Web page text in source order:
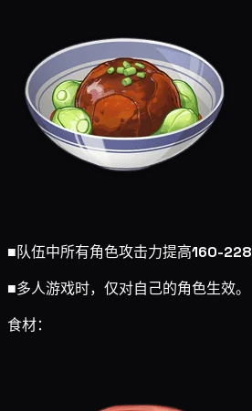
■队伍中所有角色攻击力提高160-228
■多人游戏时，仅对自己的角色生效。
食材：